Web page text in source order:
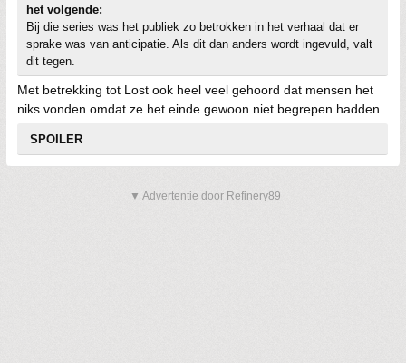
het volgende:
Bij die series was het publiek zo betrokken in het verhaal dat er
sprake was van anticipatie. Als dit dan anders wordt ingevuld, valt
dit tegen.
Met betrekking tot Lost ook heel veel gehoord dat mensen het
niks vonden omdat ze het einde gewoon niet begrepen hadden.
SPOILER
▼ Advertentie door Refinery89